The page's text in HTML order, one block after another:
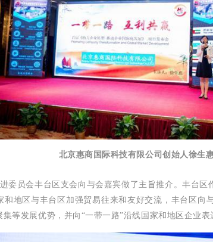
北京惠商国际科技有限公司创始人徐生
委员会丰台区支会向与会嘉宾做了主旨推介。丰台
和地区与丰台区加强贸易往来和友好交流，丰台区
等发展优势，并向“一带一路”沿线国家和地区企业